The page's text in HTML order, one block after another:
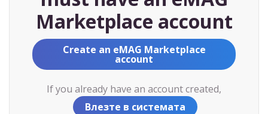
Marketplace account
Create an eMAG Marketplace
account
If you already have an account created,
Влезте в системата